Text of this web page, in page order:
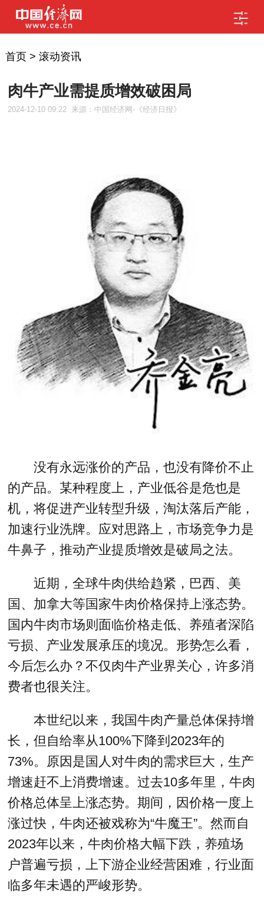
首页> 滚动资讯
肉牛产业需提质增效破困局
2024-12-10 09:22 来源：中国经济网-《经济日报》
没有永远涨价的产品，也没有降价不止
的产品。某种程度上，产业低谷是危也是
机，将促进产业转型升级，淘汰落后产能，
加速行业洗牌。应对思路上，市场竞争力是
牛鼻子，推动产业提质增效是破局之法。
近期，全球牛肉供给趋紧，巴西、美
国、加拿大等国家牛肉价格保持上涨态势。
国内牛肉市场则面临价格走低、养殖者深陷
亏损、产业发展承压的境况。形势怎么看，
今后怎么办？不仅肉牛产业界关心，许多消
费者也很关注。
本世纪以来，我国牛肉产量总体保持增
长，但自给率从100%下降到2023年的
73%。原因是国人对牛肉的需求巨大，生产
增速赶不上消费增速。过去10多年里，牛肉
价格总体呈上涨态势。期间，因价格一度上
涨过快，牛肉还被戏称为“牛魔王”。然而自
2023年以来，牛肉价格大幅下跌，养殖场
户普遍亏损，上下游企业经营困难，行业面
临多年未遇的严峻形势。